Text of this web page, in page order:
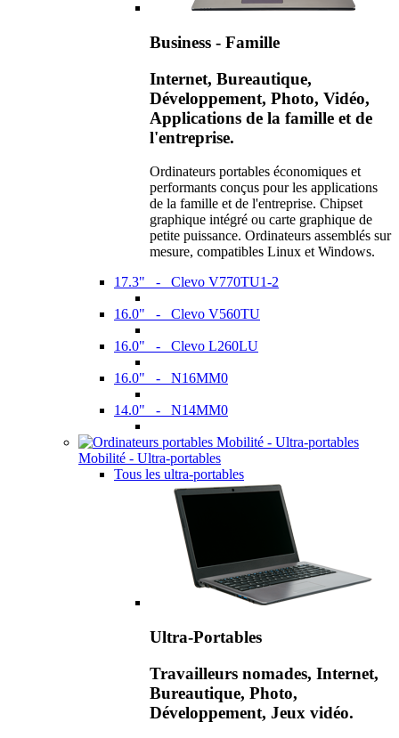
Business - Famille
Internet, Bureautique,
Développement, Photo, Vidéo,
Applications de la famille et de
l'entreprise.
Ordinateurs portables économiques et
performants conçus pour les applications
de la famille et de l'entreprise. Chipset
graphique intégré ou carte graphique de
petite puissance. Ordinateurs assemblés sur
mesure, compatibles Linux et Windows.
17.3" - Clevo V770TU1-2
16.0" - Clevo V560TU
16.0" - Clevo L260LU
16.0" - N16MM0
14.0" - N14MM0
Mobilité - Ultra-portables
Tous les ultra-portables
Ultra-Portables
Travailleurs nomades, Internet,
Bureautique, Photo,
Développement, Jeux vidéo.